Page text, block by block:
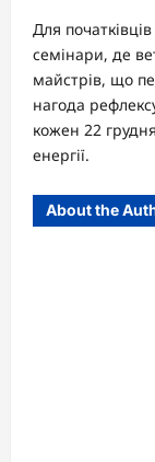
Для
семінари, де
майстрів, що
нагода
кожен 22
енергії.
About the